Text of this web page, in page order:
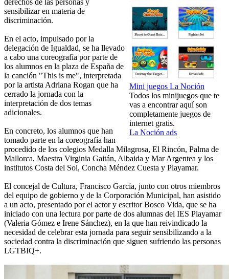
Mini juegos La Noción
Todos los minijuegos que te
vas a encontrar aquí son
completamente juegos de
internet gratis.
La Noción ads
derechos de las personas y
sensibilizar en materia de
discriminación.
En el acto, impulsado por la
delegación de Igualdad, se ha llevado
a cabo una coreografía por parte de
los alumnos en la plaza de España de
la canción "This is me", interpretada
por la artista Adriana Rogan que ha
cerrado la jornada con la
interpretación de dos temas
adicionales.
En concreto, los alumnos que han
tomado parte en la coreografía han
procedido de los colegios Medalla Milagrosa, El Rincón, Palma de
Mallorca, Maestra Virginia Gaitán, Albaida y Mar Argentea y los
institutos Costa del Sol, Concha Méndez Cuesta y Playamar.
El concejal de Cultura, Francisco García, junto con otros miembros
del equipo de gobierno y de la Corporación Municipal, han asistido
a un acto, presentado por el actor y escritor Bosco Vida, que se ha
iniciado con una lectura por parte de dos alumnas del IES Playamar
(Valeria Gómez e Irene Sánchez), en la que han reivindicado la
necesidad de celebrar esta jornada para seguir sensibilizando a la
sociedad contra la discriminación que siguen sufriendo las personas
LGTBIQ+.